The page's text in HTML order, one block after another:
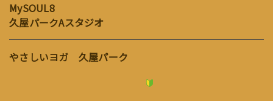
MySOUL8
久屋パークAスタジオ
やさしいヨガ 久屋パーク